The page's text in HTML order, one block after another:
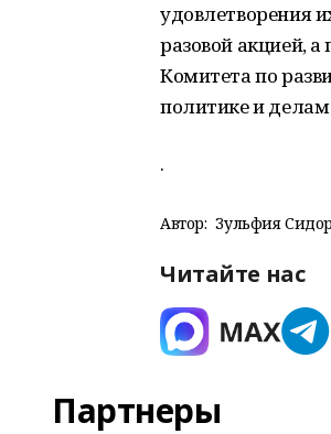
удовлетворения
разовой акцией,
Комитета по
политике и
.
Автор: Зульфия
Читайте нас
Партнеры